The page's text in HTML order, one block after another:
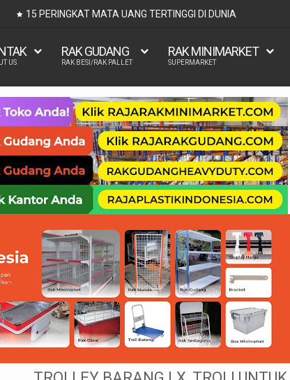
15 PERINGKAT MATA UANG TERTINGGI DI DUNIA
US
RAK GUDANG
RAK BESI/RAK PALLET
RAK MINIMARKET
SUPERMARKET